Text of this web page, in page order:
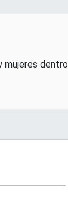
mujeres dentro